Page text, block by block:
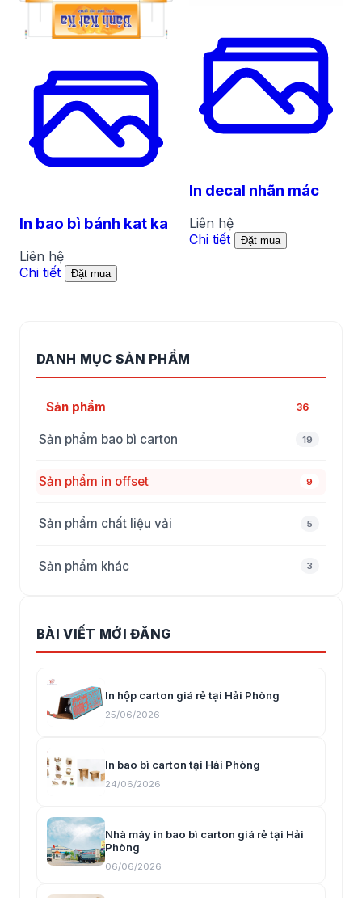
In bao bì bánh kat ka
Liên hệ
Chi tiết
Đặt mua
In decal nhãn mác
Liên hệ
Chi tiết
Đặt mua
DANH MỤC SẢN PHẨM
Sản phẩm 36
Sản phẩm bao bì carton 19
Sản phẩm in offset 9
Sản phẩm chất liệu vải 5
Sản phẩm khác 3
BÀI VIẾT MỚI ĐĂNG
In hộp carton giá rẻ tại Hải Phòng
25/06/2026
In bao bì carton tại Hải Phòng
24/06/2026
Nhà máy in bao bì carton giá rẻ tại Hải
Phòng
06/06/2026